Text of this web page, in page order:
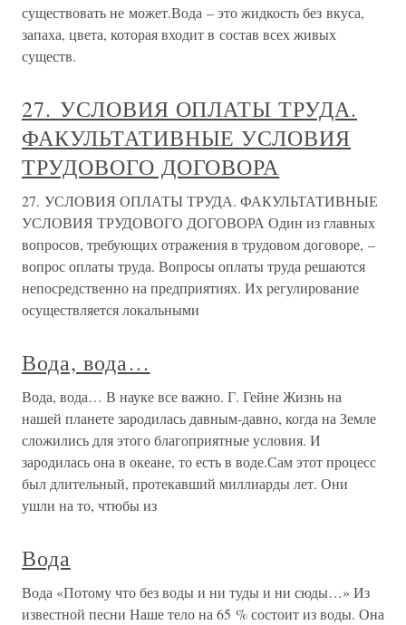
существовать не может.Вода – это жидкость без вкуса,
запаха, цвета, которая входит в состав всех живых
существ.
27. УСЛОВИЯ ОПЛАТЫ ТРУДА.
ФАКУЛЬТАТИВНЫЕ УСЛОВИЯ
ТРУДОВОГО ДОГОВОРА
27. УСЛОВИЯ ОПЛАТЫ ТРУДА. ФАКУЛЬТАТИВНЫЕ
УСЛОВИЯ ТРУДОВОГО ДОГОВОРА Один из главных
вопросов, требующих отражения в трудовом договоре, –
вопрос оплаты труда. Вопросы оплаты труда решаются
непосредственно на предприятиях. Их регулирование
осуществляется локальными
Вода, вода…
Вода, вода… В науке все важно. Г. Гейне Жизнь на
нашей планете зародилась давным-давно, когда на Земле
сложились для этого благоприятные условия. И
зародилась она в океане, то есть в воде.Сам этот процесс
был длительный, протекавший миллиарды лет. Они
ушли на то, чтюбы из
Вода
Вода «Потому что без воды и ни туды и ни сюды…» Из
известной песни Наше тело на 65 % состоит из воды. Она